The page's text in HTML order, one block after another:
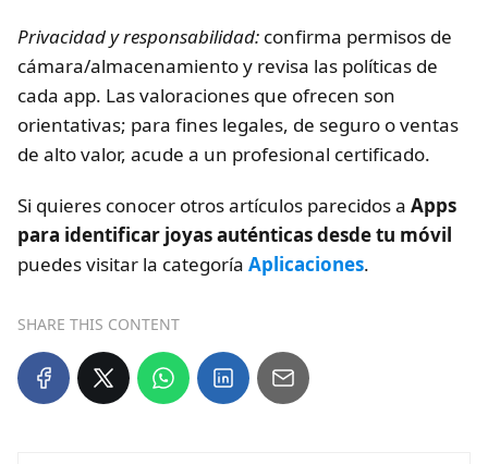
Privacidad y responsabilidad: confirma permisos de
cámara/almacenamiento y revisa las políticas de
cada app. Las valoraciones que ofrecen son
orientativas; para fines legales, de seguro o ventas
de alto valor, acude a un profesional certificado.
Si quieres conocer otros artículos parecidos a Apps
para identificar joyas auténticas desde tu móvil
puedes visitar la categoría Aplicaciones.
SHARE THIS CONTENT